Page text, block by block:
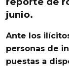
junio.
Ante los
personas de
puestas a